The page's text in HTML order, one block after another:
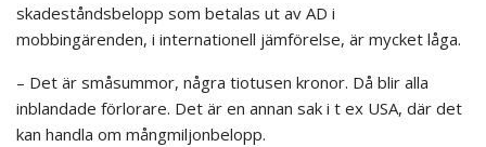
skadeståndsbelopp som betalas ut av AD i
mobbingärenden, i internationell jämförelse, är mycket låga.
– Det är småsummor, några tiotusen kronor. Då blir alla
inblandade förlorare. Det är en annan sak i t ex USA, där det
kan handla om mångmiljonbelopp.